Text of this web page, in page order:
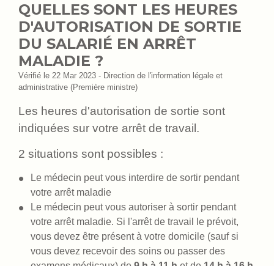
QUELLES SONT LES HEURES
D'AUTORISATION DE SORTIE
DU SALARIÉ EN ARRÊT
MALADIE ?
Vérifié le 22 Mar 2023 - Direction de l'information légale et
administrative (Première ministre)
Les heures d'autorisation de sortie sont
indiquées sur votre arrêt de travail.
2 situations sont possibles :
Le médecin peut vous interdire de sortir pendant
votre arrêt maladie
Le médecin peut vous autoriser à sortir pendant
votre arrêt maladie. Si l'arrêt de travail le prévoit,
vous devez être présent à votre domicile (sauf si
vous devez recevoir des soins ou passer des